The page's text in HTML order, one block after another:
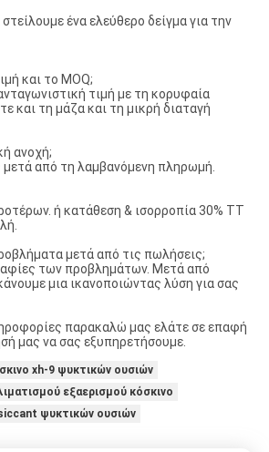
ένα ελεύθερο δείγμα για την
και το MOQ;
τιμή με τη κορυφαία
και τη μάζα και τη μικρή διαταγή
ανοχή;
από τη λαμβανόμενη πληρωμή.
ή κατάθεση & ισορροπία 30% TT
μετά από τις πωλήσεις;
των προβλημάτων. Μετά από
μια ικανοποιώντας λύση για σας
παρακαλώ μας ελάτε σε επαφή
μας να σας εξυπηρετήσουμε.
xh-9 ψυκτικών ουσιών
εξαερισμού κόσκινο
ψυκτικών ουσιών